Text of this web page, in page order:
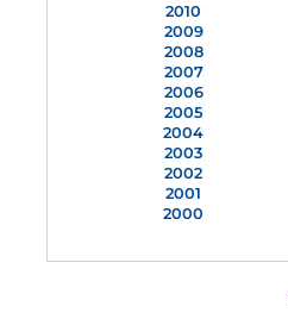
2010
2009
2008
2007
2006
2005
2004
2003
2002
2001
2000